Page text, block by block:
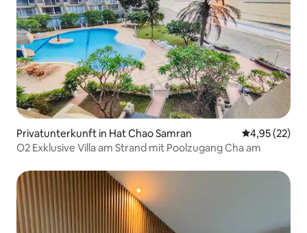
Privatunterkunft in Hat Chao Samran
4,95 (22)
O2 Exklusive Villa am Strand mit Poolzugang Cha am